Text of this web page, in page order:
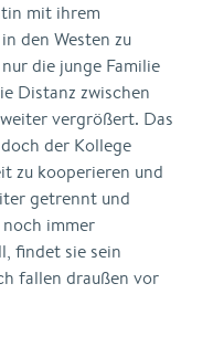
mit ihrem
den Westen zu
die junge Familie
Distanz zwischen
vergrößert. Das
der Kollege
zu kooperieren und
getrennt und
immer
findet sie sein
fallen draußen vor